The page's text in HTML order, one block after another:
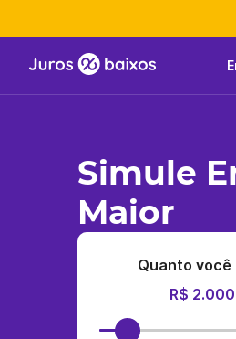
Simule
Maior
Quanto você
R$